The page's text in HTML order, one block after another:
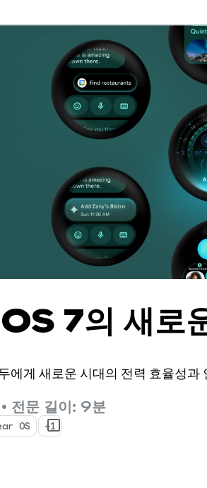
7의 새로
에게 새로운 시대의 전력 효율성
• 전문 길이: 9분
OS +1